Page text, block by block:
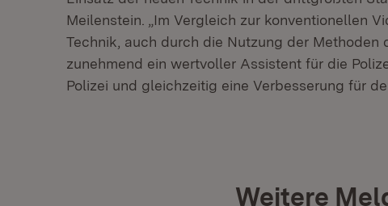
Meilenstein. „Im Vergleich zur konventionellen
Technik, auch durch die Nutzung der Methoden
zunehmend ein wertvoller Assistent für die
Polizei und gleichzeitig eine Verbesserung für
Weitere